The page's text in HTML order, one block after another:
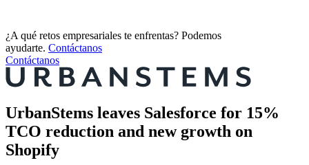
¿A qué retos empresariales te enfrentas? Podemos
ayudarte. Contáctanos
Contáctanos
UrbanStems leaves Salesforce for 15%
TCO reduction and new growth on
Shopify